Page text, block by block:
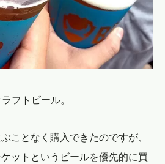
フトビール。
ことなく購入できたのですが、
ットというビールを優先的に買